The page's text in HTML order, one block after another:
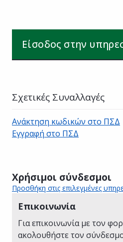
Είσοδος στην
Χρήσιμοι σύνδεσμοι
Προσθήκη στις επιλεγμένες
Επικοινωνία
Για επικοινωνία με τον
ακολουθήστε τον
Σχετικές Συναλλαγές
Ανάκτηση κωδικών στο ΠΣΔ
Εγγραφή στο ΠΣΔ